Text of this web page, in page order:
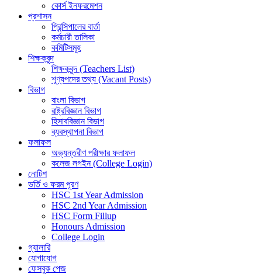
কোর্স ইনফরমেশন
প্রশাসন
প্রিন্সিপালের বার্তা
কর্মচারী তালিকা
কমিটিসমূহ
শিক্ষকবৃন্দ
শিক্ষকবৃন্দ (Teachers List)
শূণ্যপদের তথ্য (Vacant Posts)
বিভাগ
বাংলা বিভাগ
রাষ্ট্রবিজ্ঞান বিভাগ
হিসাববিজ্ঞান বিভাগ
ব্যবস্থাপনা বিভাগ
ফলাফল
অভ্যন্তরীণ পরীক্ষার ফলাফল
কলেজ লগইন (College Login)
নোটিশ
ভর্তি ও ফরম পূরণ
HSC 1st Year Admission
HSC 2nd Year Admission
HSC Form Fillup
Honours Admission
College Login
গ্যালারি
যোগাযোগ
ফেসবুক পেজ